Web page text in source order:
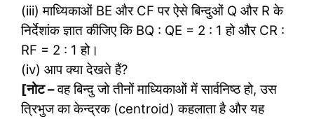
(iii) माध्यिकाओं BE और CF पर ऐसे बिन्दुओं Q और R के
निर्देशांक ज्ञात कीजिए कि BQ : QE = 2 : 1 हो और CR :
RF = 2 : 1 हो।
(iv) आप क्या देखते हैं?
[नोट –वह बिन्दु जो तीनों माध्यिकाओं में सार्वनिष्ठ हो, उस
त्रिभुज का केन्द्रक (centroid) कहलाता है और यह